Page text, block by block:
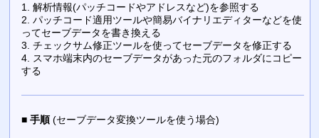
1. 解析情報(パッチコードやアドレスなど)を参照する
2. パッチコード適用ツールや簡易バイナリエディターなどを使
ってセーブデータを書き換える
3. チェックサム修正ツールを使ってセーブデータを修正する
4. スマホ端末内のセーブデータがあった元のフォルダにコピー
する
■ 手順(セーブデータ変換ツールを使う場合)